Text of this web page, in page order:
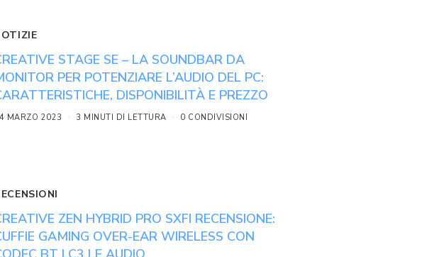
STAGE SE – LA SOUNDBAR DA
PER POTENZIARE L’AUDIO DEL PC:
DISPONIBILITÀ E PREZZO
MARZO 2023 3 MINUTI DI LETTURA 0 CONDIVISIONI
ZEN HYBRID PRO SXFI RECENSIONE:
GAMING OVER-EAR WIRELESS CON